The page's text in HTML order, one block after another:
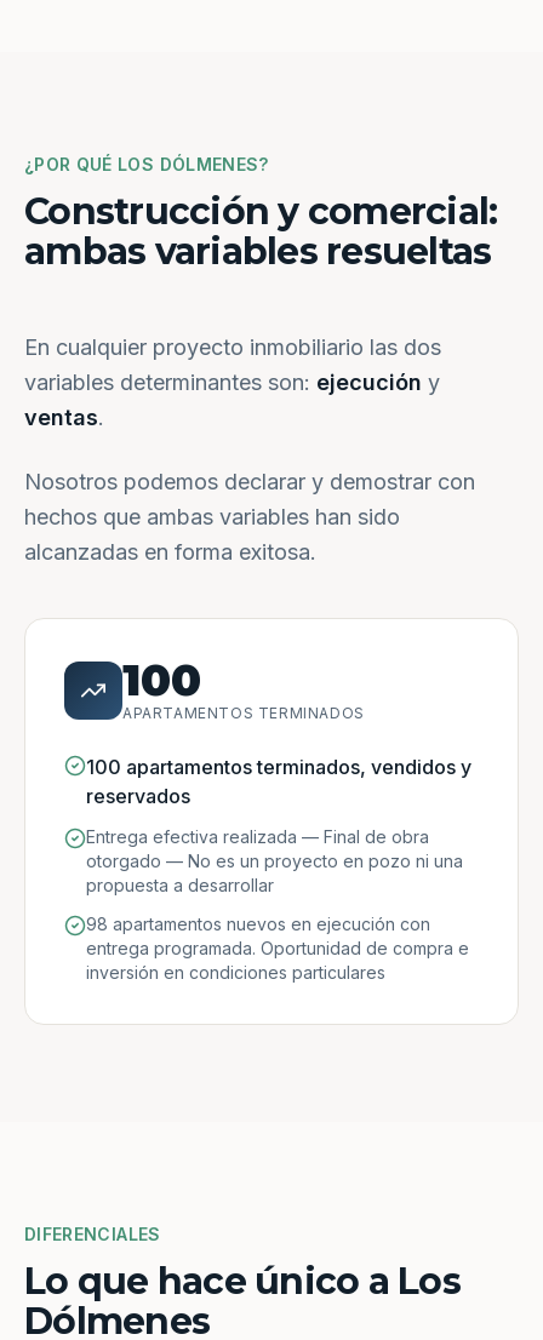
¿POR QUÉ LOS DÓLMENES?
Construcción y comercial:
ambas variables resueltas
En cualquier proyecto inmobiliario las dos
variables determinantes son: ejecución y
ventas.
Nosotros podemos declarar y demostrar con
hechos que ambas variables han sido
alcanzadas en forma exitosa.
100
APARTAMENTOS TERMINADOS
100 apartamentos terminados, vendidos y
reservados
Entrega efectiva realizada — Final de obra
otorgado — No es un proyecto en pozo ni una
propuesta a desarrollar
98 apartamentos nuevos en ejecución con
entrega programada. Oportunidad de compra e
inversión en condiciones particulares
DIFERENCIALES
Lo que hace único a Los
Dólmenes